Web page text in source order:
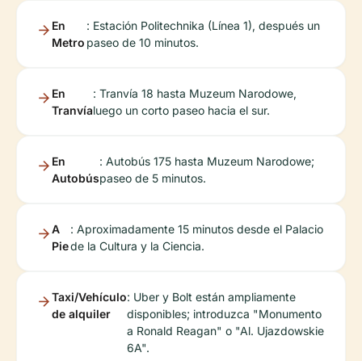
En
Metro
: Estación Politechnika (Línea 1), después un
paseo de 10 minutos.
En
Tranvía
: Tranvía 18 hasta Muzeum Narodowe,
luego un corto paseo hacia el sur.
En
Autobús
: Autobús 175 hasta Muzeum Narodowe;
paseo de 5 minutos.
A
Pie
: Aproximadamente 15 minutos desde el Palacio
de la Cultura y la Ciencia.
Taxi/Vehículo
de alquiler
: Uber y Bolt están ampliamente
disponibles; introduzca "Monumento
a Ronald Reagan" o "Al. Ujazdowskie
6A".